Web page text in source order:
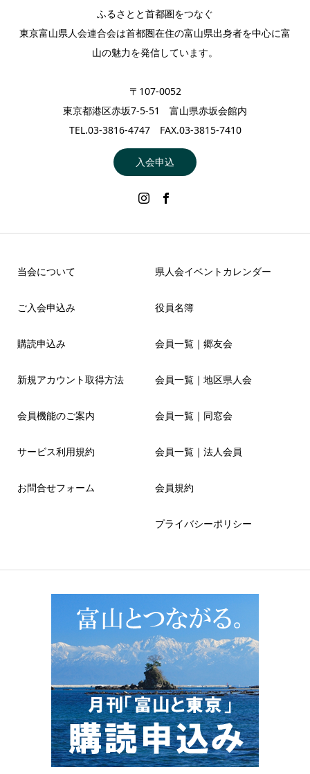
ふるさとと首都圏をつなぐ
東京富山県人会連合会は首都圏在住の富山県出身者を中心に富
山の魅力を発信しています。
〒107-0052
東京都港区赤坂7-5-51 富山県赤坂会館内
TEL.03-3816-4747 FAX.03-3815-7410
入会申込
当会について
ご入会申込み
購読申込み
新規アカウント取得方法
会員機能のご案内
サービス利用規約
お問合せフォーム
県人会イベントカレンダー
役員名簿
会員一覧｜郷友会
会員一覧｜地区県人会
会員一覧｜同窓会
会員一覧｜法人会員
会員規約
プライバシーポリシー